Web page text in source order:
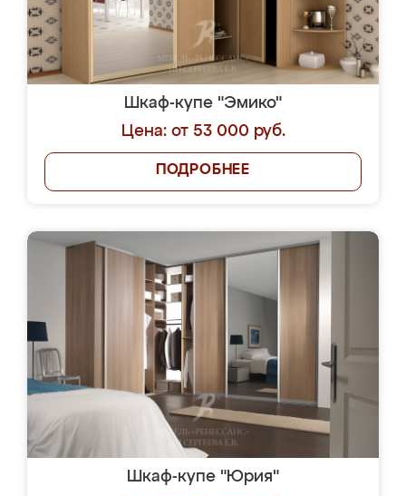
Шкаф-купе "Эмико"
Цена: от 53 000 руб.
ПОДРОБНЕЕ
Шкаф-купе "Юрия"